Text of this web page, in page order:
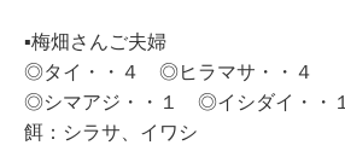
▪️梅畑さんご夫婦
◎タイ・・４ ◎ヒラマサ・・４
◎シマアジ・・１ ◎イシダイ・・１
餌：シラサ、イワシ